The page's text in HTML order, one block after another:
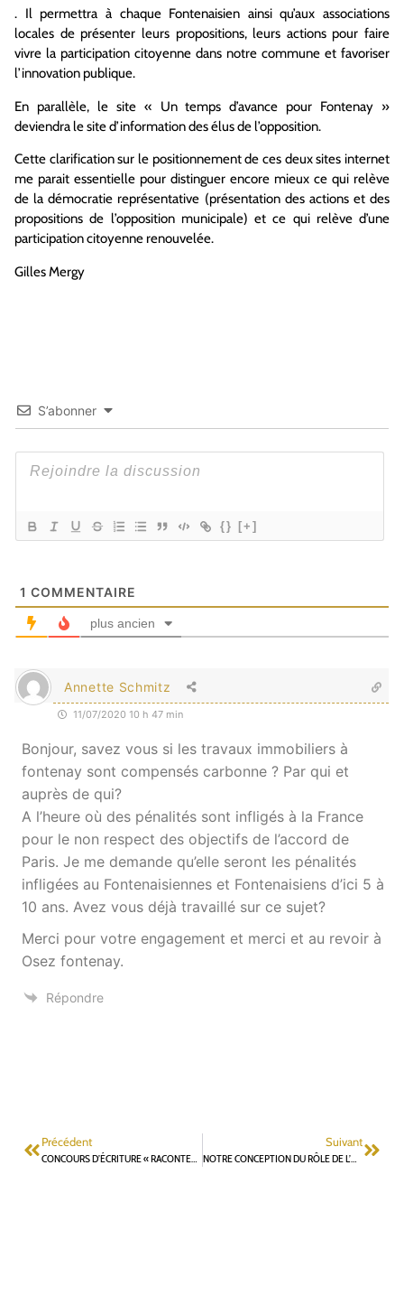
. Il permettra à chaque Fontenaisien ainsi qu’aux associations
locales de présenter leurs propositions, leurs actions pour faire
vivre la participation citoyenne dans notre commune et favoriser
l’innovation publique.
En parallèle, le site « Un temps d’avance pour Fontenay »
deviendra le site d’information des élus de l’opposition.
Cette clarification sur le positionnement de ces deux sites internet
me parait essentielle pour distinguer encore mieux ce qui relève
de la démocratie représentative (présentation des actions et des
propositions de l’opposition municipale) et ce qui relève d’une
participation citoyenne renouvelée.
Gilles Mergy
S’abonner
{} [+]
1 COMMENTAIRE
plus ancien
Annette Schmitz
11/07/2020 10 h 47 min
Bonjour, savez vous si les travaux immobiliers à
fontenay sont compensés carbonne ? Par qui et
auprès de qui?
A l’heure où des pénalités sont infligés à la France
pour le non respect des objectifs de l’accord de
Paris. Je me demande qu’elle seront les pénalités
infligées au Fontenaisiennes et Fontenaisiens d’ici 5 à
10 ans. Avez vous déjà travaillé sur ce sujet?
Merci pour votre engagement et merci et au revoir à
Osez fontenay.
Répondre
Précédent
CONCOURS D’ÉCRITURE « RACONTEZ-NOUS VOTRE CONFINEMENT » JOYEUX TINTAMARRE
Suivant
NOTRE CONCEPTION DU RÔLE DE L’OPPOSITION